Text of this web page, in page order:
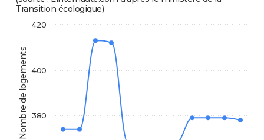
Nombre de logements
Transition écologique)
380
400
420